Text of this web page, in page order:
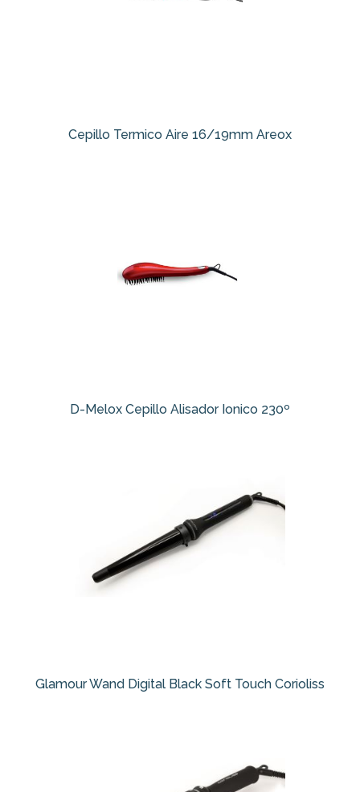
Cepillo Termico Aire 16/19mm Areox
D-Melox Cepillo Alisador Ionico 230º
Glamour Wand Digital Black Soft Touch Corioliss